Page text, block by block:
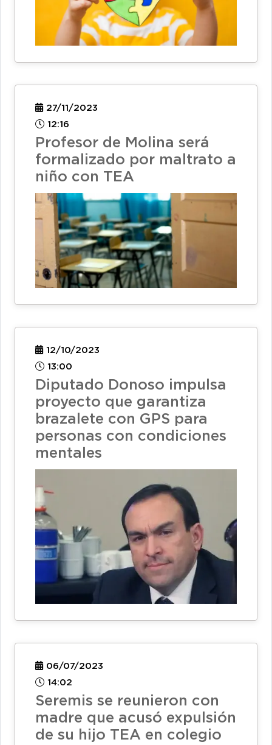
27/11/2023
12:16
Profesor de Molina será
formalizado por maltrato a
niño con TEA
12/10/2023
13:00
Diputado Donoso impulsa
proyecto que garantiza
brazalete con GPS para
personas con condiciones
mentales
06/07/2023
14:02
Seremis se reunieron con
madre que acusó expulsión
de su hijo TEA en colegio